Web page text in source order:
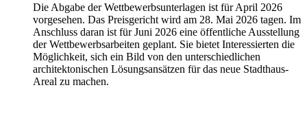
Die Abgabe der Wettbewerbsunterlagen ist für April 2026
vorgesehen. Das Preisgericht wird am 28. Mai 2026 tagen. Im
Anschluss daran ist für Juni 2026 eine öffentliche Ausstellung
der Wettbewerbsarbeiten geplant. Sie bietet Interessierten die
Möglichkeit, sich ein Bild von den unterschiedlichen
architektonischen Lösungsansätzen für das neue Stadthaus-
Areal zu machen.